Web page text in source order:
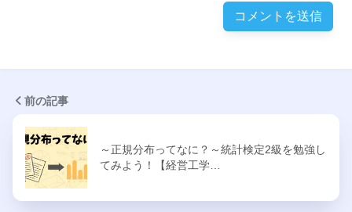
前の記事
～正規分布ってなに？～統計検定2級を勉強し
てみよう！【経営工学…